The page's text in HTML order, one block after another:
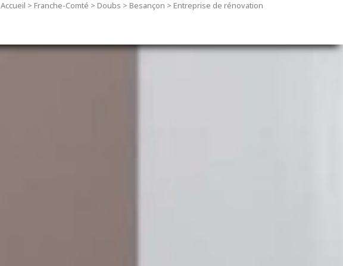
Accueil > Franche-Comté > Doubs > Besançon > Entreprise de rénovation